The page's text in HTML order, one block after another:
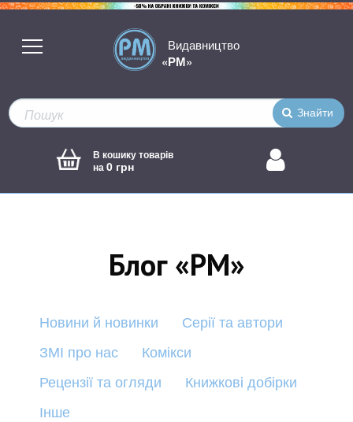
Видавництво
«РМ»
Знайти
В кошику товарів
на0 грн
Блог «РМ»
Новини й новинки
Серії та автори
ЗМІ про нас
Комікси
Рецензії та огляди
Книжкові добірки
Інше